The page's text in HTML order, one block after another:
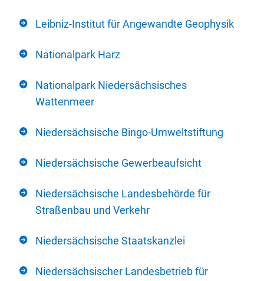
Leibniz-Institut für Angewandte Geophysik
Nationalpark Harz
Nationalpark Niedersächsisches
Wattenmeer
Niedersächsische Bingo-Umweltstiftung
Niedersächsische Gewerbeaufsicht
Niedersächsische Landesbehörde für
Straßenbau und Verkehr
Niedersächsische Staatskanzlei
Niedersächsischer Landesbetrieb für